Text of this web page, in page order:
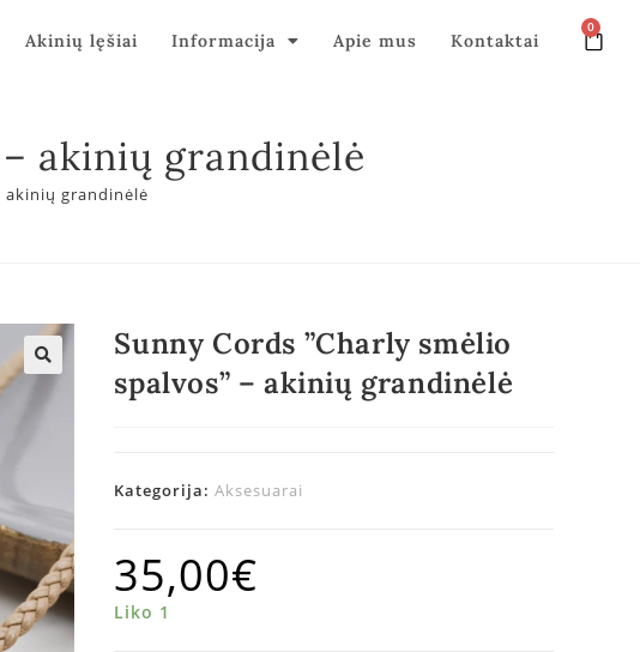
Akinių lęšiai Informacija Apie mus Kontaktai
0
akinių grandinėlė
akinių grandinėlė
Sunny Cords ”Charly smėlio
spalvos” – akinių grandinėlė
Kategorija:Aksesuarai
35,00€
Liko 1